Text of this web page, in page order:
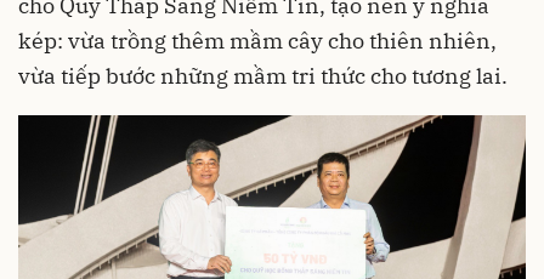
kép: vừa trồng thêm mầm cây cho thiên nhiên,
vừa tiếp bước những mầm tri thức cho tương lai.